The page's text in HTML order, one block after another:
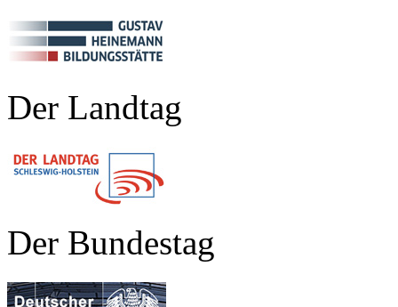
Der Landtag
Der Bundestag